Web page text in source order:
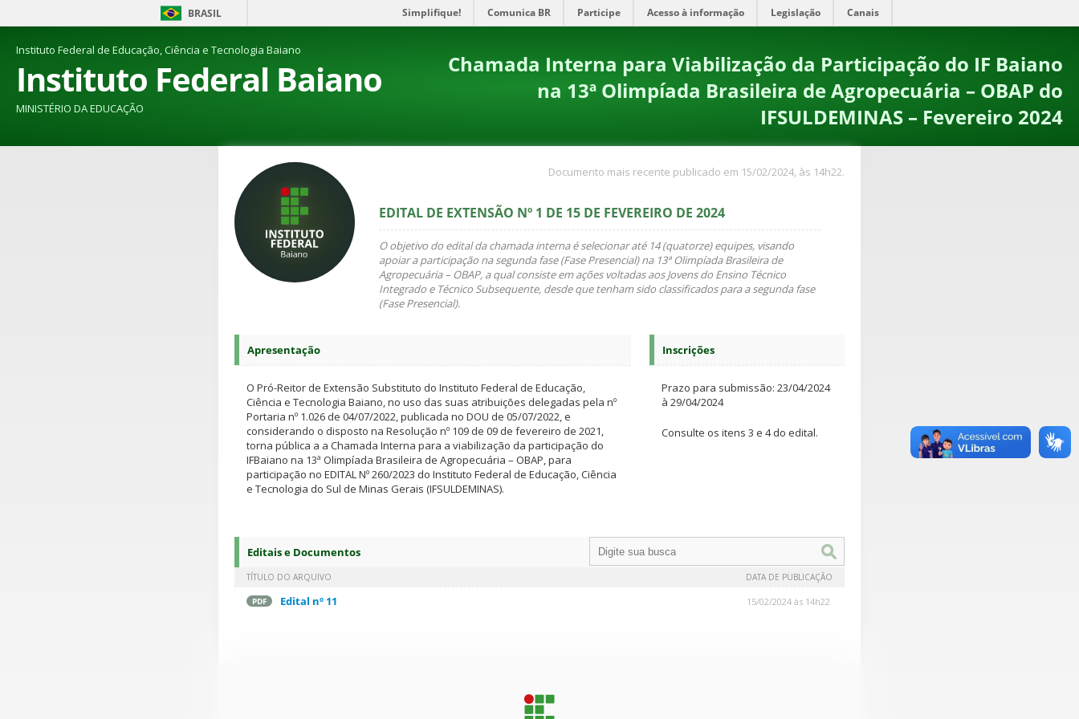
BRASIL Simplifique! Comunica BR Participe Acesso à informação Legislação Canais
Instituto Federal de Educação, Ciência e Tecnologia Baiano
Instituto Federal Baiano
MINISTÉRIO DA EDUCAÇÃO
Chamada Interna para Viabilização da Participação do IF Baiano
na 13ª Olimpíada Brasileira de Agropecuária – OBAP do
IFSULDEMINAS – Fevereiro 2024
Documento mais recente publicado em 15/02/2024, às 14h22.
EDITAL DE EXTENSÃO Nº 1 DE 15 DE FEVEREIRO DE 2024
O objetivo do edital da chamada interna é selecionar até 14 (quatorze) equipes, visando
apoiar a participação na segunda fase (Fase Presencial) na 13ª Olimpíada Brasileira de
Agropecuária – OBAP, a qual consiste em ações voltadas aos Jovens do Ensino Técnico
Integrado e Técnico Subsequente, desde que tenham sido classificados para a segunda fase
(Fase Presencial).
Apresentação
O Pró-Reitor de Extensão Substituto do Instituto Federal de Educação,
Ciência e Tecnologia Baiano, no uso das suas atribuições delegadas pela nº
Portaria nº 1.026 de 04/07/2022, publicada no DOU de 05/07/2022, e
considerando o disposto na Resolução nº 109 de 09 de fevereiro de 2021,
torna pública a a Chamada Interna para a viabilização da participação do
IFBaiano na 13ª Olimpíada Brasileira de Agropecuária – OBAP, para
participação no EDITAL Nº 260/2023 do Instituto Federal de Educação, Ciência
e Tecnologia do Sul de Minas Gerais (IFSULDEMINAS).
Inscrições
Prazo para submissão: 23/04/2024
à 29/04/2024
Consulte os itens 3 e 4 do edital.
Editais e Documentos
TÍTULO DO ARQUIVO DATA DE PUBLICAÇÃO
PDF Edital nº 11 15/02/2024 às 14h22